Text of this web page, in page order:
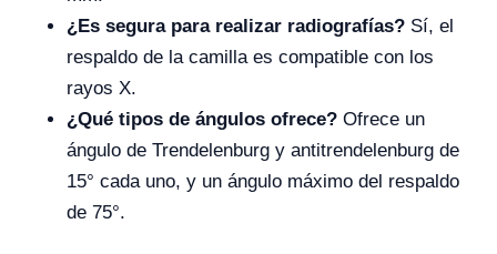
¿Es segura para realizar radiografías? Sí, el
respaldo de la camilla es compatible con los
rayos X.
¿Qué tipos de ángulos ofrece? Ofrece un
ángulo de Trendelenburg y antitrendelenburg de
15° cada uno, y un ángulo máximo del respaldo
de 75°.